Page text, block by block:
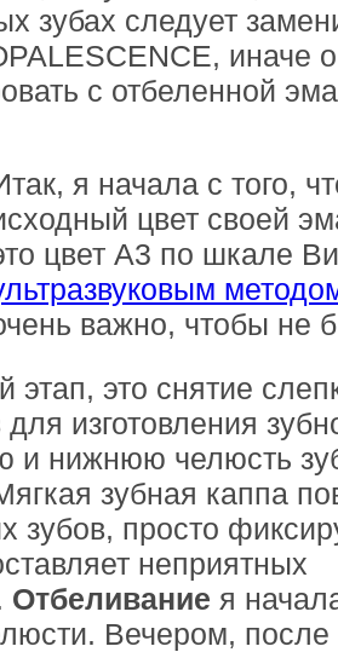
зубах следует
иначе
с отбеленной
я начала с того,
цвет своей
цвет А3 по шкале
важно, чтобы не
это снятие
изготовления
и нижнюю челюсть
зубная каппа
зубов, просто
неприятных
Отбеливание я
Вечером, после